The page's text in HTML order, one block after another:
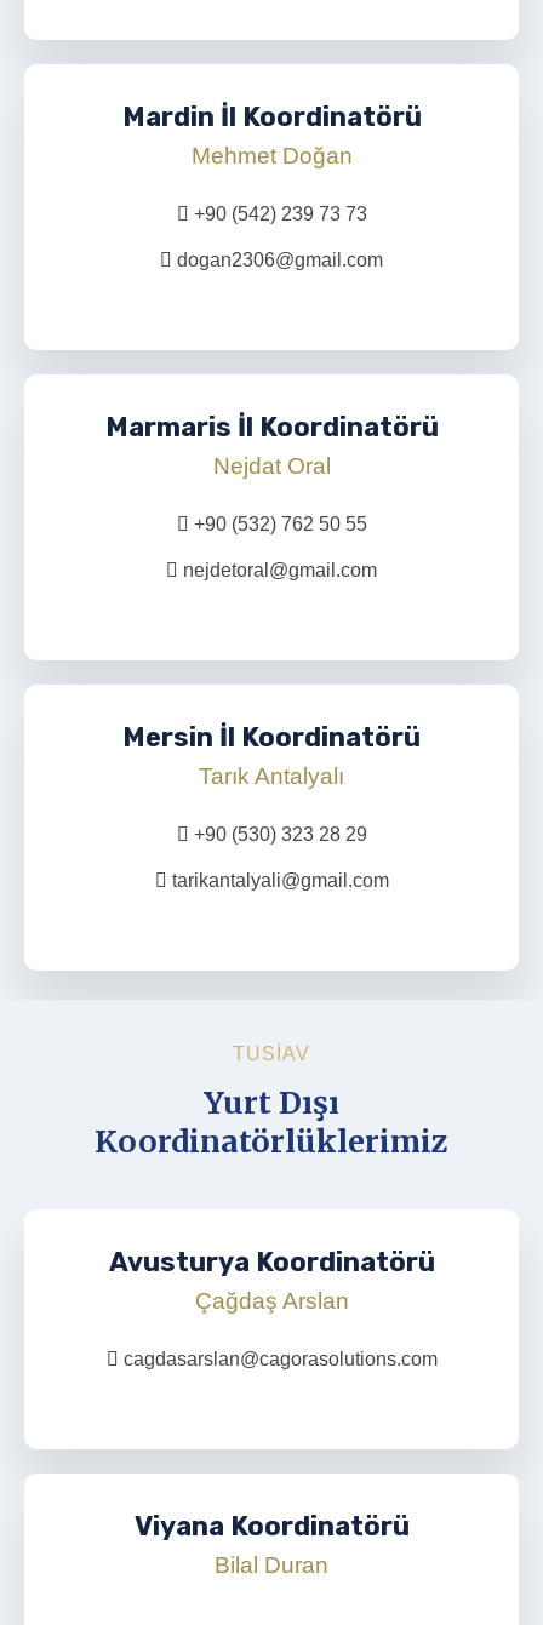
Mardin İl Koordinatörü
Mehmet Doğan
+90 (542) 239 73 73
dogan2306@gmail.com
Marmaris İl Koordinatörü
Nejdat Oral
+90 (532) 762 50 55
nejdetoral@gmail.com
Mersin İl Koordinatörü
Tarık Antalyalı
+90 (530) 323 28 29
tarikantalyali@gmail.com
TUSİAV
Yurt Dışı
Koordinatörlüklerimiz
Avusturya Koordinatörü
Çağdaş Arslan
cagdasarslan@cagorasolutions.com
Viyana Koordinatörü
Bilal Duran